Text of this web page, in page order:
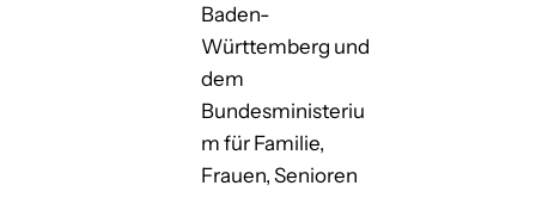
Baden-
Württemberg und
dem
Bundesministeriu
m für Familie,
Frauen, Senioren